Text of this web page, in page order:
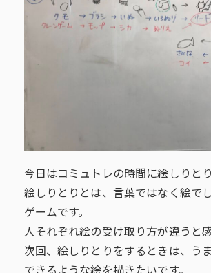
今日はコミュトレの時間に絵しりと
絵しりとりとは、言葉ではなく絵で
ゲームです。
人それぞれ絵の受け取り方が違うと
次回、絵しりとりをするときは、う